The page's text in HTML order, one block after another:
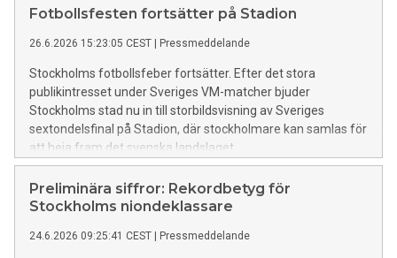
som riskerar att hamna i kriminalitet.
Fotbollsfesten fortsätter på Stadion
26.6.2026 15:23:05 CEST Pressmeddelande
Stockholms fotbollsfeber fortsätter. Efter det stora
publikintresset under Sveriges VM-matcher bjuder
Stockholms stad nu in till storbildsvisning av Sveriges
sextondelsfinal på Stadion, där stockholmare kan samlas för
att heja fram det svenska landslaget.
Preliminära siffror: Rekordbetyg för
Stockholms niondeklassare
24.6.2026 09:25:41 CEST Pressmeddelande